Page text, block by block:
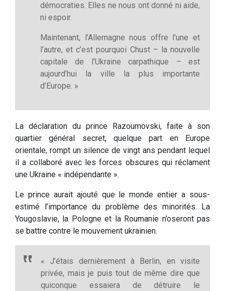
démocraties. Elles ne nous ont donné ni aide,
ni espoir.
Maintenant, l’Allemagne nous offre l’une et
l’autre, et c’est pourquoi Chust – la nouvelle
capitale de l’Ukraine carpathique – est
aujourd’hui la ville la plus importante
d’Europe. »
La déclaration du prince Razoumovski, faite à son
quartier général secret, quelque part en Europe
orientale, rompt un silence de vingt ans pendant lequel
il a collaboré avec les forces obscures qui réclament
une Ukraine « indépendante ».
Le prince aurait ajouté que le monde entier a sous-
estimé l’importance du problème des minorités. La
Yougoslavie, la Pologne et la Roumanie n’oseront pas
se battre contre le mouvement ukrainien.
« J’étais dernièrement à Berlin, en visite
privée, mais je puis tout de même dire que
quiconque essaiera de détruire le